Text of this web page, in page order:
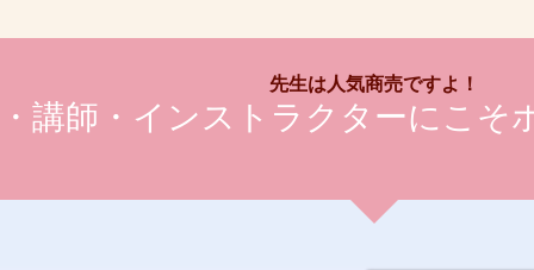
先生は人気商売ですよ！
講師・インストラクターにこそ